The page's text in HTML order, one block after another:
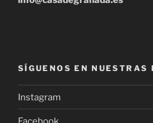
SÍGUENOS EN NUESTRAS
Instagram